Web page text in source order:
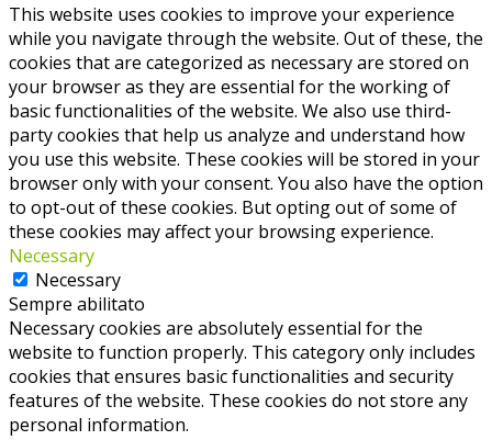
This website uses cookies to improve your experience
while you navigate through the website. Out of these, the
cookies that are categorized as necessary are stored on
your browser as they are essential for the working of
basic functionalities of the website. We also use third-
party cookies that help us analyze and understand how
you use this website. These cookies will be stored in your
browser only with your consent. You also have the option
to opt-out of these cookies. But opting out of some of
these cookies may affect your browsing experience.
Necessary
Necessary
Sempre abilitato
Necessary cookies are absolutely essential for the
website to function properly. This category only includes
cookies that ensures basic functionalities and security
features of the website. These cookies do not store any
personal information.